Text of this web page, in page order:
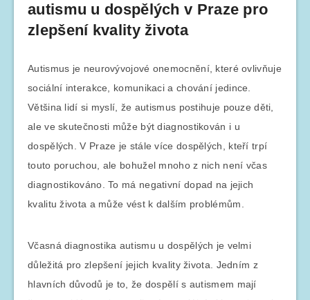
autismu u dospělých v Praze pro
zlepšení kvality života
Autismus je neurovývojové onemocnění, které ovlivňuje
sociální interakce, komunikaci a chování jedince.
Většina lidí si myslí, že autismus postihuje pouze děti,
ale ve skutečnosti může být diagnostikován i u
dospělých. V Praze je stále více dospělých, kteří trpí
touto poruchou, ale bohužel mnoho z nich není včas
diagnostikováno. To má negativní dopad na jejich
kvalitu života a může vést k dalším problémům.
Včasná diagnostika autismu u dospělých je velmi
důležitá pro zlepšení jejich kvality života. Jedním z
hlavních důvodů je to, že dospělí s autismem mají